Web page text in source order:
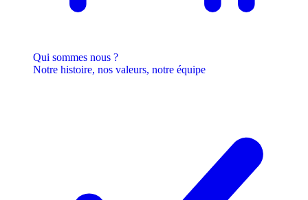
Qui sommes nous ?
Notre histoire, nos valeurs, notre équipe